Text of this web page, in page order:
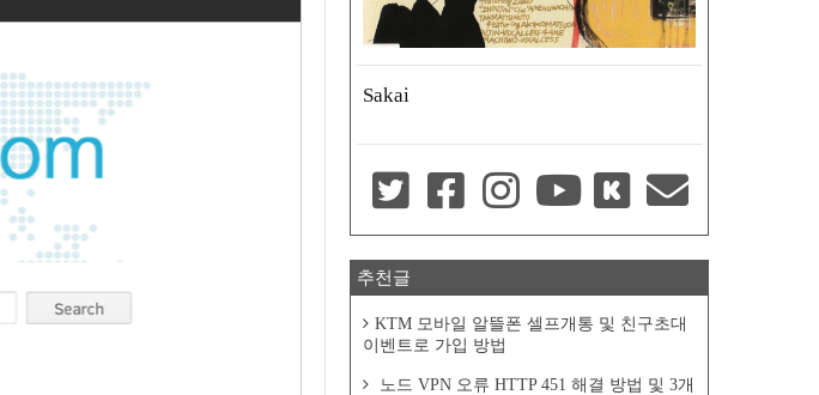
Sakai
추천글
KTM 모바일 알뜰폰 셀프개통 및 친구초대
이벤트로 가입 방법
노드 VPN 오류 HTTP 451 해결 방법 및 3개